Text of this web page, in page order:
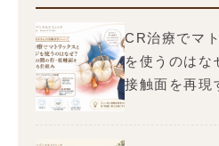
CR治療でマ
を使うのはな
接触面を再現